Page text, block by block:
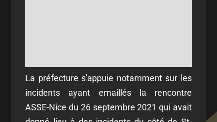
La préfecture s'appuie notamment sur les
incidents ayant emaillés la rencontre
ASSE-Nice du 26 septembre 2021 qui avait